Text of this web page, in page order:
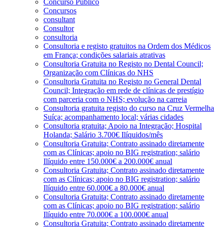
Concursos
consultant
Consultor
consultoria
Consultoria e registo gratuitos na Ordem dos Médicos
em França; condições salariais atrativas
Consultoria Gratuita no Registo no Dental Council;
Organização com Clínicas do NHS
Consultoria Gratuita no Registo no General Dental
Council; Integração em rede de clínicas de prestígio
com parceria com o NHS; evolução na carreia
Consultoria gratuita registo do curso na Cruz Vermelha
Suíça; acompanhamento local; várias cidades
Consultoria gratuita; Apoio na Integração; Hospital
Holanda; Salário 3.700€ Ilíquidos/mês
Consultoria Gratuita; Contrato assinado diretamente
com as Clínicas; apoio no BIG registration; salário
Ilíquido entre 150.000€ a 200.000€ anual
Consultoria Gratuita; Contrato assinado diretamente
com as Clínicas; apoio no BIG registration; salário
Ilíquido entre 60.000€ a 80.000€ anual
Consultoria Gratuita; Contrato assinado diretamente
com as Clínicas; apoio no BIG registration; salário
Ilíquido entre 70.000€ a 100.000€ anual
Consultoria Gratuita; Contrato assinado diretamente